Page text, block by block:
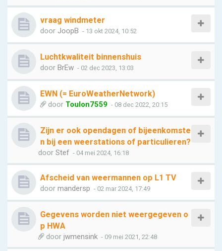
vraag windmeter
door JoopB - 13 okt 2024, 10:52
Luchtkwaliteit binnenshuis
door BrEw - 02 dec 2023, 13:03
EWN (= EuroWeatherNetwork)
door Toulon7559 - 08 dec 2022, 20:15
Zijn er ook opendagen of bijeenkomste
n bij een weerstations of particulieren?
door Stef - 04 mei 2024, 16:18
Afscheid van weermannen op L1 TV
door mandersp - 02 mar 2024, 17:49
Gegevens worden niet weergegeven o
p HWA
door jwmensink - 09 mei 2021, 22:48